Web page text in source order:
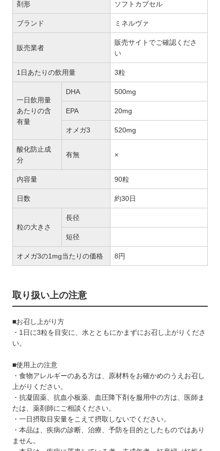
剤形 ソフトカプセル
ブランド ミネルヴァ
販売業者
販売サイトでご確認くださ
い
1日あたりの飲用量 3粒
一日飲用量
あたりの含
有量
DHA 500mg
EPA 20mg
オメガ3 520mg
酸化防止成
分
有無 ×
内容量 90粒
日数 約30日
粒の大きさ
長径
短径
オメガ3の1mg当たりの価格 8円
取り扱い上の注意
■お召し上がり方
・1日に3粒を目安に、水とともにかまずにお召し上がりくださ
い。
■使用上の注意
・食物アレルギーのある方は、原材料をお確かめのうえお召し
上がりください。
・抗凝固薬、抗血小板薬、血圧降下剤を服用中の方は、医師ま
たは、薬剤師にご相談ください。
・一日摂取目安量をこえて摂取しないでください。
・本品は、疾病の診断、治療、予防を目的としたものではあり
ません。